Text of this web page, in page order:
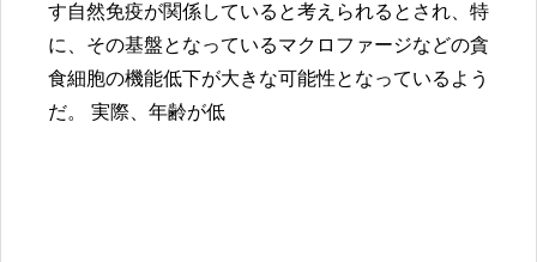
す自然免疫が関係していると考えられるとされ、特
に、その基盤となっているマクロファージなどの貪
食細胞の機能低下が大きな可能性となっているよう
だ。 実際、年齢が低